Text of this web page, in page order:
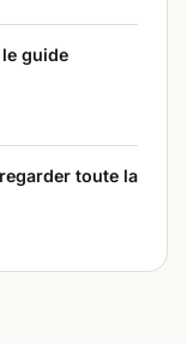
guide
toute la